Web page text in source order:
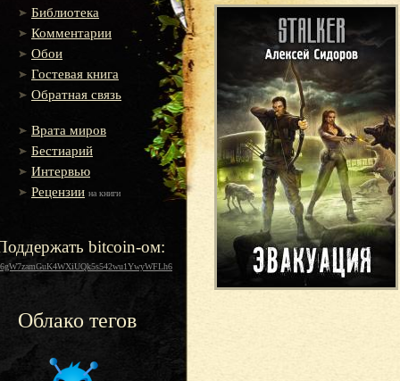
Библиотека
Комментарии
Обои
Гостевая книга
Обратная связь
Врата миров
Бестиарий
Интервью
Рецензии на книги
bitcoin-ом:
Облако тегов